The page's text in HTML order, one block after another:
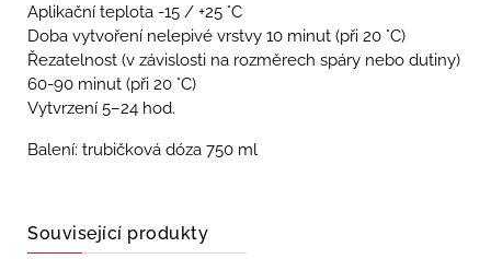
Aplikační teplota -15 / +25 °C
Doba vytvoření nelepivé vrstvy 10 minut (při 20 °C)
Řezatelnost (v závislosti na rozměrech spáry nebo dutiny)
60-90 minut (při 20 °C)
Vytvrzení 5–24 hod.
Balení: trubičková dóza 750 ml
Související produkty